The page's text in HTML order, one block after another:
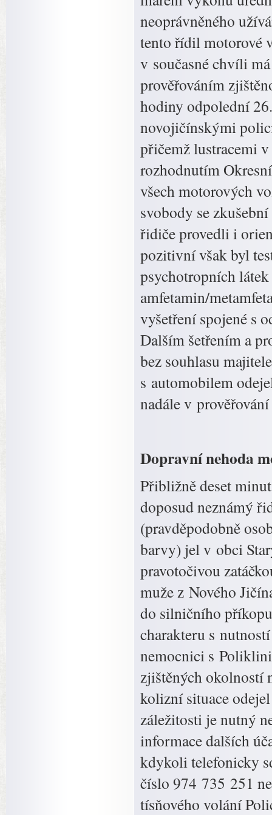
neoprávněného
tento řídil motorové
v současné chvíli
prověřováním
hodiny odpolední
novojičínskými
přičemž lustracemi
rozhodnutím
všech motorových
svobody se
řidiče provedli i
pozitivní však byl
psychotropních
amfetamin/
vyšetření spojené s
Dalším šetřením a
bez souhlasu
s automobilem
nadále v
Dopravní nehoda
Přibližně deset
doposud neznámý
(pravděpodobně
barvy) jel v obci
pravotočivou
muže z Nového
do silničního
charakteru s
nemocnici s
zjištěných okolností
kolizní situace
záležitosti je nutný
informace dalších
kdykoli telefonicky
číslo 974 735 251
tísňového volání